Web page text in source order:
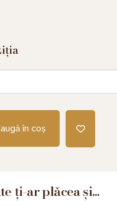
în coș
ți-ar plăcea și...